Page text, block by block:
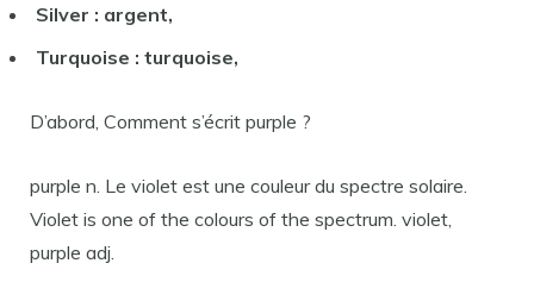
Silver : argent,
Turquoise : turquoise,
D’abord, Comment s’écrit purple ?
purple n. Le violet est une couleur du spectre solaire.
Violet is one of the colours of the spectrum. violet,
purple adj.